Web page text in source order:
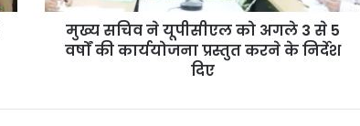
मुख्य सचिव ने यूपीसीएल को अगले 3 से 5
वर्षों की कार्ययोजना प्रस्तुत करने के निर्देश
दिए